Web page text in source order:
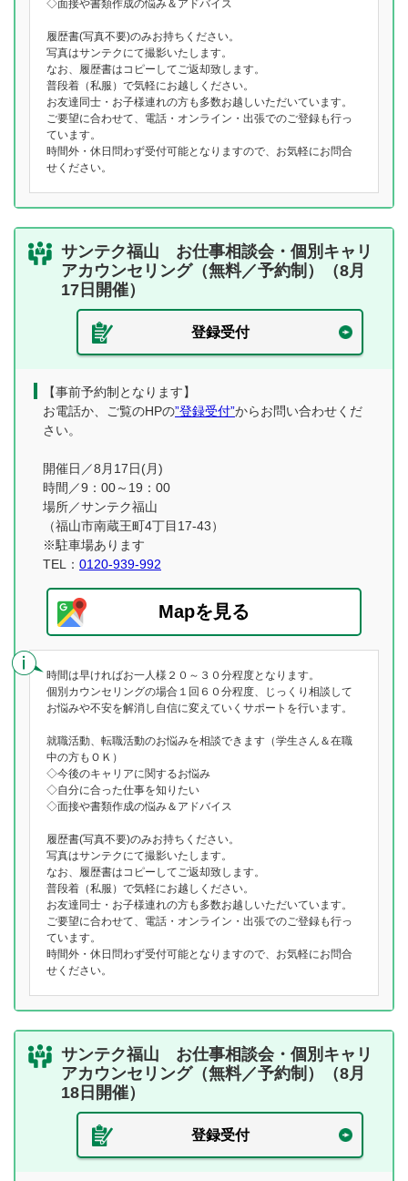
◇面接や書類作成の悩み＆アドバイス
履歴書(写真不要)のみお持ちください。
写真はサンテクにて撮影いたします。
なお、履歴書はコピーしてご返却致します。
普段着（私服）で気軽にお越しください。
お友達同士・お子様連れの方も多数お越しいただいています。
ご要望に合わせて、電話・オンライン・出張でのご登録も行っ
ています。
時間外・休日問わず受付可能となりますので、お気軽にお問合
せください。
サンテク福山 お仕事相談会・個別キャリ
アカウンセリング（無料／予約制）（8月
17日開催）
登録受付
【事前予約制となります】
お電話か、ご覧のHPの”登録受付”からお問い合わせくだ
さい。
開催日／8月17日(月)
時間／9：00～19：00
場所／サンテク福山
（福山市南蔵王町4丁目17-43）
※駐車場あります
TEL： 0120-939-992
Mapを見る
時間は早ければお一人様２０～３０分程度となります。
個別カウンセリングの場合１回６０分程度、じっくり相談して
お悩みや不安を解消し自信に変えていくサポートを行います。
就職活動、転職活動のお悩みを相談できます（学生さん＆在職
中の方もＯＫ）
◇今後のキャリアに関するお悩み
◇自分に合った仕事を知りたい
◇面接や書類作成の悩み＆アドバイス
履歴書(写真不要)のみお持ちください。
写真はサンテクにて撮影いたします。
なお、履歴書はコピーしてご返却致します。
普段着（私服）で気軽にお越しください。
お友達同士・お子様連れの方も多数お越しいただいています。
ご要望に合わせて、電話・オンライン・出張でのご登録も行っ
ています。
時間外・休日問わず受付可能となりますので、お気軽にお問合
せください。
サンテク福山 お仕事相談会・個別キャリ
アカウンセリング（無料／予約制）（8月
18日開催）
登録受付